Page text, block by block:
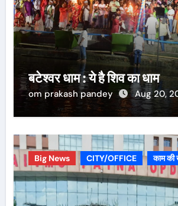
बटेश्वर धाम : ये है शिव का धाम
om prakash pandey Aug 20,
Big News CITY/OFFICE काम की